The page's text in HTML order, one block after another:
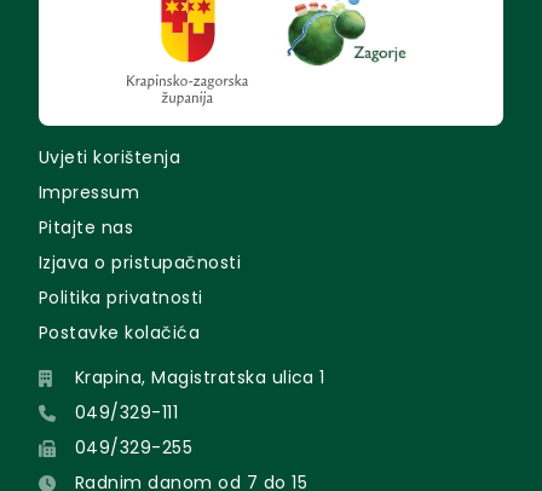
Uvjeti korištenja
Impressum
Pitajte nas
Izjava o pristupačnosti
Politika privatnosti
Postavke kolačića
Krapina, Magistratska ulica 1
049/329-111
049/329-255
Radnim danom od 7 do 15